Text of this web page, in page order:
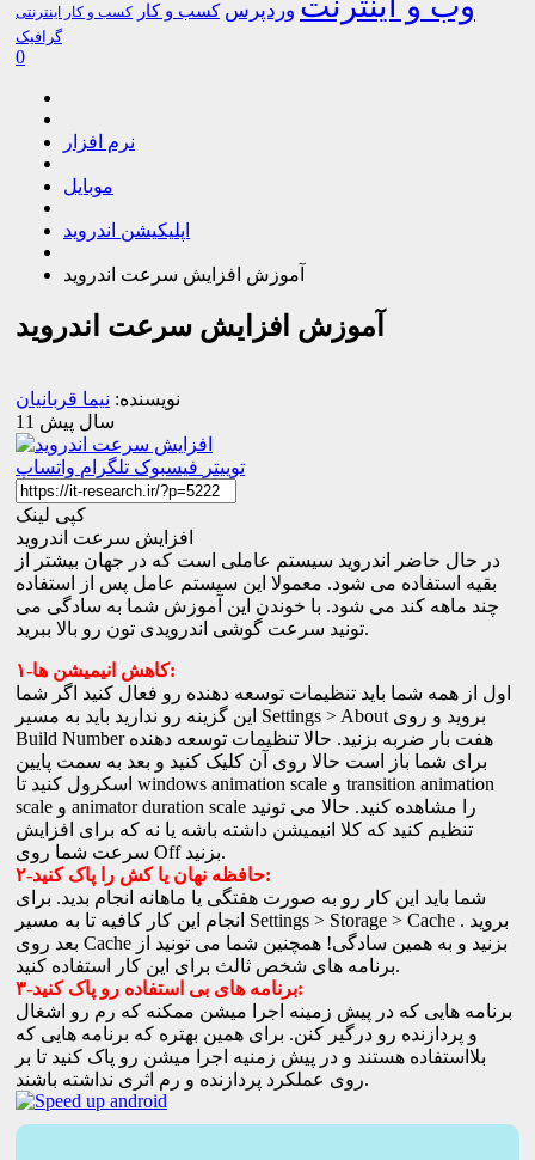
وردپرس کسب و کار کسب و کار اینترنتی
گرافیک
0
نرم افزار
موبایل
اپلیکیشن اندروید
آموزش افزایش سرعت اندروید
آموزش افزایش سرعت اندروید
نویسنده: نیما قربانیان
11 سال پیش
توییتر فیسبوک تلگرام واتساپ
کپی لینک
افزایش سرعت اندروید
در حال حاضر اندروید سیستم عاملی است که در جهان بیشتر از
بقیه استفاده می شود. معمولا این سیستم عامل پس از استفاده
چند ماهه کند می شود. با خوندن این آموزش شما به سادگی می
تونید سرعت گوشی اندرویدی تون رو بالا ببرید.
۱-کاهش انیمیشن ها:
اول از همه شما باید تنظیمات توسعه دهنده رو فعال کنید اگر شما
این گزینه رو ندارید باید به مسیر Settings > About بروید و روی
Build Number هفت بار ضربه بزنید. حالا تنظیمات توسعه دهنده
برای شما باز است حالا روی آن کلیک کنید و بعد به سمت پایین
اسکرول کنید تا windows animation scale و transition animation
scale و animator duration scale را مشاهده کنید. حالا می تونید
تنظیم کنید که کلا انیمیشن داشته باشه یا نه که برای افزایش
سرعت شما روی Off بزنید.
۲-حافظه نهان یا کش را پاک کنید:
شما باید این کار رو به صورت هفتگی یا ماهانه انجام بدید. برای
انجام این کار کافیه تا به مسیر Settings > Storage > Cache بروید .
بعد روی Cache بزنید و به همین سادگی! همچنین شما می تونید از
برنامه های شخص ثالث برای این کار استفاده کنید.
۳-برنامه های بی استفاده رو پاک کنید:
برنامه هایی که در پیش زمینه اجرا میشن ممکنه که رم رو اشغال
و پردازنده رو درگیر کنن. برای همین بهتره که برنامه هایی که
بلااستفاده هستند و در پیش زمنیه اجرا میشن رو پاک کنید تا بر
روی عملکرد پردازنده و رم اثری نداشته باشند.